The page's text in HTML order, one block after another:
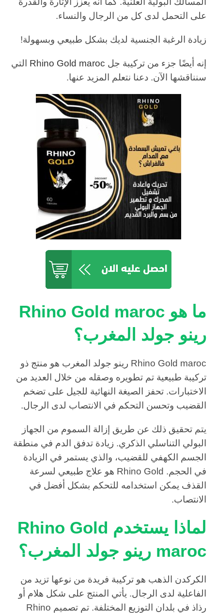
على التحمل لدى كل من الرجال والنساء.
زيادة الرغبة الجنسية لديك بشكل طبيعي وبسهولة!
إنه أيضًا جزء من تركيبة جل Rhino Gold maroc التي
سنناقشها الآن. دعنا نتعلم المزيد عنها.
ما هو Rhino Gold maroc
رينو جولد المغرب؟
Rhino Gold maroc رينو جولد المغرب هو منتج ذو
تركيبة طبيعية تم تطويره وصقله من خلال العديد من
الاختبارات. تحفز الصيغة النهائية للجيل على تضخم
القضيب وتحسن التحكم في الانتصاب لدى الرجال.
يتم تحقيق ذلك عن طريق إزالة السموم من الجهاز
البولي التناسلي الذكري. زيادة تدفق الدم في منطقة
الجسم الكهفي للقضيب، والذي يستمر في الزيادة
في الحجم. Rhino Gold هو علاج طبيعي لسرعة
القذف يمكن استخدامه للتحكم بشكل أفضل في
الانتصاب.
لماذا يستخدم Rhino Gold
maroc رينو جولد المغرب؟
الكركدن الذهب هو تركيبة فريدة من نوعها تزيد من
الفاعلية لدى الرجال. يأتي المنتج على شكل هلام أو
رذاذ في بلدان التوزيع المختلفة. تم تصميم Rhino